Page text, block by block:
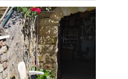
extérieur, en cours
contre la façade,
de Reynes, proche
66 Pyrénées-